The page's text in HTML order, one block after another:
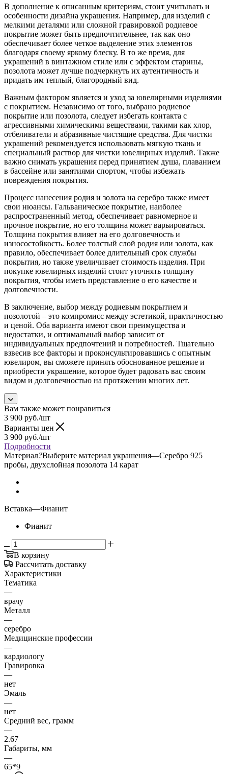
В дополнение к описанным критериям, стоит учитывать и
особенности дизайна украшения. Например, для изделий с
мелкими деталями или сложной гравировкой родиевое
покрытие может быть предпочтительнее, так как оно
обеспечивает более четкое выделение этих элементов
благодаря своему яркому блеску. В то же время, для
украшений в винтажном стиле или с эффектом старины,
позолота может лучше подчеркнуть их аутентичность и
придать им теплый, благородный вид.
Важным фактором является и уход за ювелирными изделиями
с покрытием. Независимо от того, выбрано родиевое
покрытие или позолота, следует избегать контакта с
агрессивными химическими веществами, такими как хлор,
отбеливатели и абразивные чистящие средства. Для чистки
украшений рекомендуется использовать мягкую ткань и
специальный раствор для чистки ювелирных изделий. Также
важно снимать украшения перед принятием душа, плаванием
в бассейне или занятиями спортом, чтобы избежать
повреждения покрытия.
Процесс нанесения родия и золота на серебро также имеет
свои нюансы. Гальваническое покрытие, наиболее
распространенный метод, обеспечивает равномерное и
прочное покрытие, но его толщина может варьироваться.
Толщина покрытия влияет на его долговечность и
износостойкость. Более толстый слой родия или золота, как
правило, обеспечивает более длительный срок службы
покрытия, но также увеличивает стоимость изделия. При
покупке ювелирных изделий стоит уточнять толщину
покрытия, чтобы иметь представление о его качестве и
долговечности.
В заключение, выбор между родиевым покрытием и
позолотой – это компромисс между эстетикой, практичностью
и ценой. Оба варианта имеют свои преимущества и
недостатки, и оптимальный выбор зависит от
индивидуальных предпочтений и потребностей. Тщательно
взвесив все факторы и проконсультировавшись с опытным
ювелиром, вы сможете принять обоснованное решение и
приобрести украшение, которое будет радовать вас своим
видом и долговечностью на протяжении многих лет.
Вам также может понравиться
3 900 руб./шт
Варианты цен
3 900 руб./шт
Подробности
Материал?Выберите материал украшения—Серебро 925
пробы, двухслойная позолота 14 карат
Вставка—Фианит
Фианит
В корзину
Рассчитать доставку
Характеристики
Тематика
—
врачу
Металл
—
серебро
Медицинские профессии
—
кардиологу
Гравировка
—
нет
Эмаль
—
нет
Средний вес, грамм
—
2.67
Габариты, мм
—
65*9